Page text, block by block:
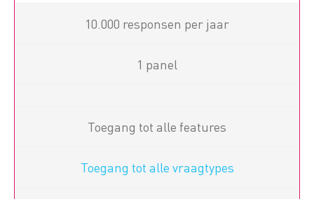
10.000 responsen per jaar
1 panel
Toegang tot alle features
Toegang tot alle vraagtypes